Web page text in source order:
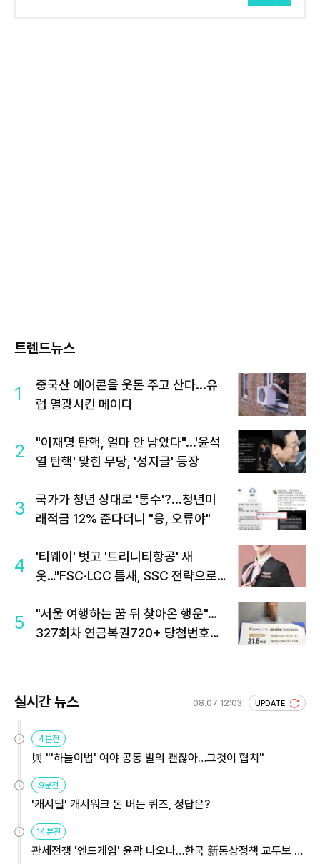
트렌드뉴스
1
중국산 에어콘을 웃돈 주고 산다...유
럽 열광시킨 메이디
2
"이재명 탄핵, 얼마 안 남았다"...'윤석
열 탄핵' 맞힌 무당, '성지글' 등장
3
국가가 청년 상대로 '통수'?...청년미
래적금 12% 준다더니 "응, 오류야"
4
'티웨이' 벗고 '트리니티항공' 새
옷…"FSC·LCC 틈새, SSC 전략으로
5
"서울 여행하는 꿈 뒤 찾아온 행운"…
327회차 연금복권720+ 당첨번호조
실시간 뉴스 08.07 12:03 UPDATE
4분전
與 "'하늘이법' 여야 공동 발의 괜찮아…그것이 협치"
9분전
'캐시딜' 캐시워크 돈 버는 퀴즈, 정답은?
14분전
관세전쟁 '엔드게임' 윤곽 나오나…한국 新통상정책 교두보 활